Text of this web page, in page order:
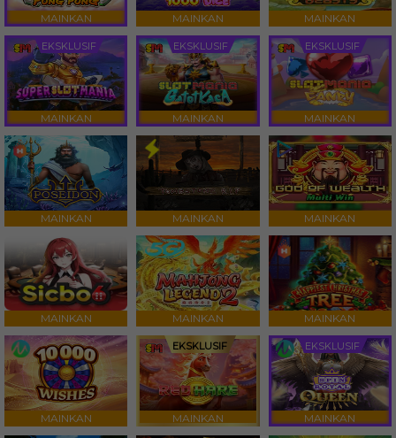
MAINKAN MAINKAN MAINKAN
EKSKLUSIF
MAINKAN
EKSKLUSIF
MAINKAN
EKSKLUSIF
MAINKAN
MAINKAN MAINKAN MAINKAN
MAINKAN MAINKAN MAINKAN
MAINKAN
EKSKLUSIF
MAINKAN
EKSKLUSIF
MAINKAN